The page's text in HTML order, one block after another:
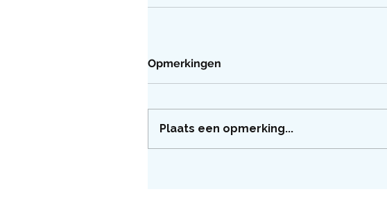
Opmerkingen
Plaats een opmerking...